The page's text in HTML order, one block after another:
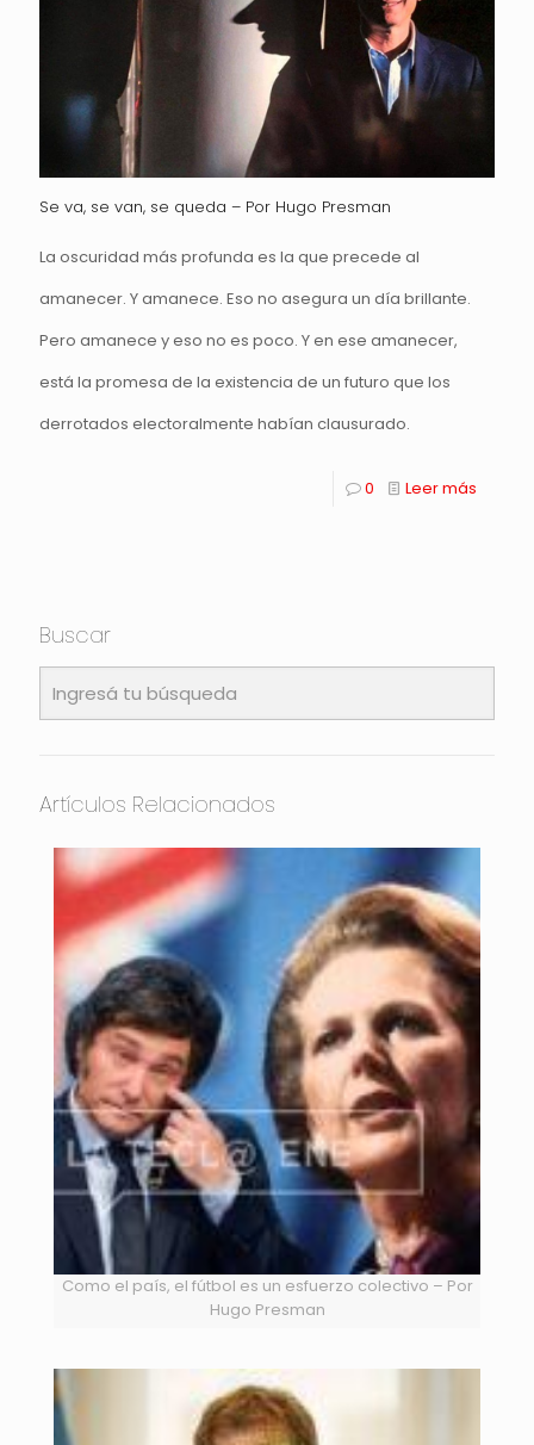
Se va, se van, se queda – Por Hugo Presman
La oscuridad más profunda es la que precede al
amanecer. Y amanece. Eso no asegura un día brillante.
Pero amanece y eso no es poco. Y en ese amanecer,
está la promesa de la existencia de un futuro que los
derrotados electoralmente habían clausurado.
0 Leer más
Buscar
Artículos Relacionados
Como el país, el fútbol es un esfuerzo colectivo – Por
Hugo Presman